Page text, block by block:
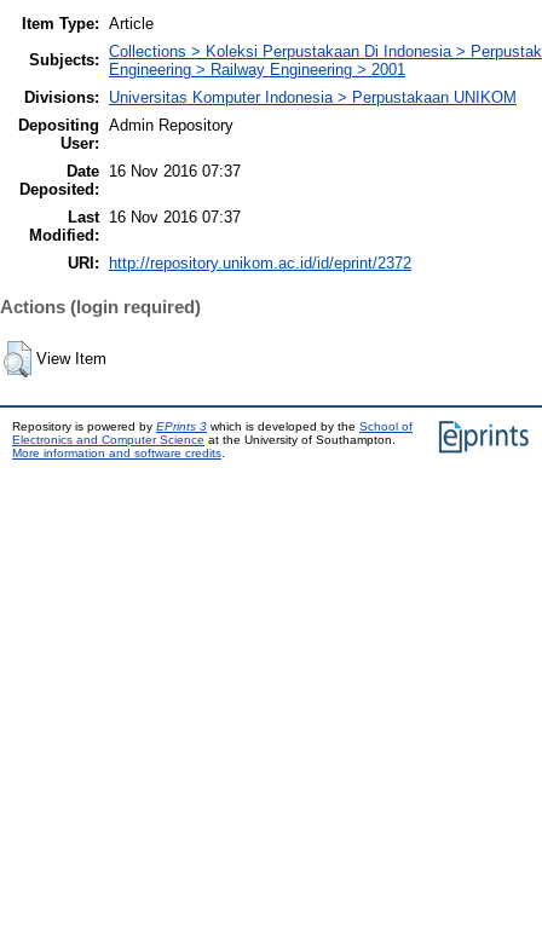
Item Type: Article
Subjects: Collections > Koleksi Perpustakaan Di Indonesia >
Engineering > Railway Engineering > 2001
Divisions:
Universitas Komputer Indonesia > Perpustakaan UNIKOM
Depositing
User:
Admin Repository
Date
Deposited:
16 Nov 2016 07:37
Last
Modified:
16 Nov 2016 07:37
URI: http://repository.unikom.ac.id/id/eprint/2372
Actions (login required)
View Item
Repository is powered by EPrints 3 which is developed by the School of
Electronics and Computer Science at the University of Southampton.
More information and software credits